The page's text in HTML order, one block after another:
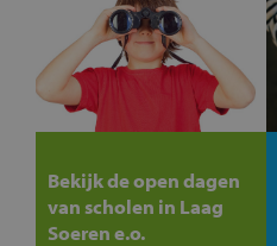
Bekijk de open dagen
van scholen in Laag
Soeren e.o.